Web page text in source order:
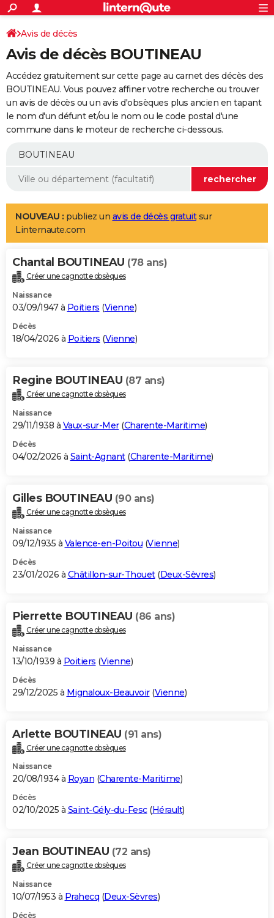
ACTUALITÉS
Politique
Société
Faits Divers
Education
Monde
Villes
+
SPORT
Coupe du monde 2026
Football
Tennis
Cyclisme
Rugby
Forum
Programme TV
TNT
Streaming
Cinéma
Sorties cinéma
Musique
+
FINANCE
Impôts
Immobilier
Risques naturels par ville
Banque
Assurance
Crédit
AUTO
Essais
Réserver un essai
Citadines
Berlines
SUV
Forum auto
+
Mobiles
Meilleur smartphone
Internet
Ordinateurs
Jeux vidéo
Guide high-tech
Aménagement intérieur
LIFESTYLE
Art de vivre
Bien-être
Loisirs
Mode
Modes de vie
Alimentation
Guide de la santé
Maladies
Médicaments
Sommeil
VOYAGE
Destinations
City break
Voyage nature
Voyage de noces
Forum
Climat
+PHOTO
GUIDES D'ACHAT
BONS PLANS
Carte de Noël
Carte Bonne année
Carte Saint-Valentin
Carte Pâques
Carte d'anniversaire
DICTIONNAIRE
Dictionnaire
Biographies
Citations
Expressions
Proverbes
PROGRAMME TV
S'inscrire
Se connecter
Lycées
Collèges
Primaires
Universités
Entreprises
Service militaire
Avis de recherche
AVIS DE DÉCÈS
Bricolage
Lifestyle
Culture
Sport
Auto
Television
Voyage
Cinema
Avis de décès
Avis de décès BOUTINEAU
Accédez gratuitement sur cette page au carnet des décès des
BOUTINEAU. Vous pouvez affiner votre recherche ou trouver
un avis de décès ou un avis d'obsèques plus ancien en tapant
le nom d'un défunt et/ou le nom ou le code postal d'une
commune dans le moteur de recherche ci-dessous.
NOUVEAU : publiez un avis de décès gratuitsur
Linternaute.com
Chantal BOUTINEAU (78 ans)
Créer une cagnotte obsèques
Naissance
03/09/1947 à Poitiers (Vienne)
Décès
18/04/2026 à Poitiers (Vienne)
Regine BOUTINEAU (87 ans)
Créer une cagnotte obsèques
Naissance
29/11/1938 à Vaux-sur-Mer(Charente-Maritime)
Décès
04/02/2026 à Saint-Agnant(Charente-Maritime)
Gilles BOUTINEAU (90 ans)
Créer une cagnotte obsèques
Naissance
09/12/1935 à Valence-en-Poitou (Vienne)
Décès
23/01/2026 à Châtillon-sur-Thouet(Deux-Sèvres)
Pierrette BOUTINEAU (86 ans)
Créer une cagnotte obsèques
Naissance
13/10/1939 à Poitiers (Vienne)
Décès
29/12/2025 à Mignaloux-Beauvoir(Vienne)
Arlette BOUTINEAU (91 ans)
Créer une cagnotte obsèques
Naissance
20/08/1934 à Royan (Charente-Maritime)
Décès
02/10/2025 à Saint-Gély-du-Fesc(Hérault)
Jean BOUTINEAU (72 ans)
Créer une cagnotte obsèques
Naissance
10/07/1953 à Prahecq (Deux-Sèvres)
Décès